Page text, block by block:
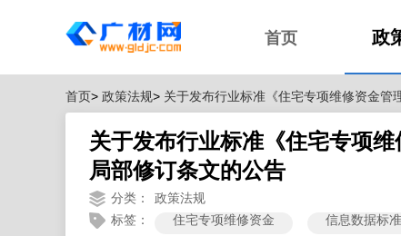
首页 政
首页> 政策法规> 关于发布行业标准《住宅专项维修资金
关于发布行业标准《住宅专项
局部修订条文的公告
分类：
政策法规
标签：
住宅专项维修资金 信息数据标准